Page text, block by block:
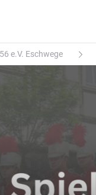
e.V. Eschwege